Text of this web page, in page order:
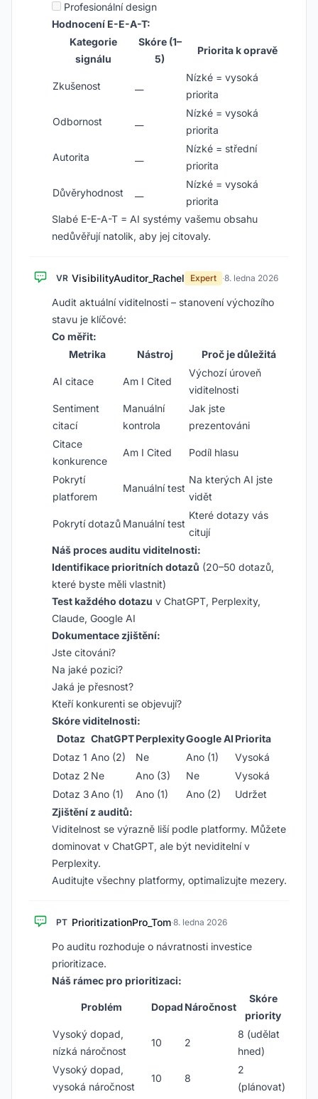
Profesionální design
Hodnocení E-E-A-T:
Kategorie
signálu
Skóre (1–
5)
Priorita k opravě
Zkušenost
Nízké = vysoká
priorita
Odbornost
Nízké = vysoká
priorita
Autorita
Nízké = střední
priorita
Důvěryhodnost
Nízké = vysoká
priorita
Slabé E-E-A-T = AI systémy vašemu obsahu
nedůvěřují natolik, aby jej citovaly.
VR VisibilityAuditor_Rachel Expert ·8. ledna 2026
Audit aktuální viditelnosti – stanovení výchozího
stavu je klíčové:
Co měřit:
Metrika
Nástroj Proč je důležitá
AI citace Am I Cited
Výchozí úroveň
viditelnosti
Sentiment
citací
Manuální
kontrola
Jak jste
prezentováni
Citace
konkurence
Am I Cited Podíl hlasu
Pokrytí
platforem
Manuální test
Na kterých AI jste
vidět
Pokrytí dotazů Manuální test
Které dotazy vás
citují
Náš proces auditu viditelnosti:
Identifikace prioritních dotazů (20–50 dotazů,
které byste měli vlastnit)
Test každého dotazu v ChatGPT, Perplexity,
Claude, Google AI
Dokumentace zjištění:
Jste citováni?
Na jaké pozici?
Jaká je přesnost?
Kteří konkurenti se objevují?
Skóre viditelnosti:
Dotaz ChatGPTPerplexityGoogle AI Priorita
Dotaz 1 Ano (2) Ne Ano (1)
Vysoká
Dotaz 2 Ne Ano (3) Ne
Vysoká
Dotaz 3 Ano (1) Ano (1) Ano (2)
Udržet
Zjištění z auditů:
Viditelnost se výrazně liší podle platformy. Můžete
dominovat v ChatGPT, ale být neviditelní v
Perplexity.
Auditujte všechny platformy, optimalizujte mezery.
PT PrioritizationPro_Tom·8. ledna 2026
Po auditu rozhoduje o návratnosti investice
prioritizace.
Náš rámec pro prioritizaci:
Problém Dopad Náročnost
Skóre
priority
Vysoký dopad,
nízká náročnost
10 2
8 (udělat
hned)
Vysoký dopad,
vysoká náročnost
10 8
2
(plánovat)